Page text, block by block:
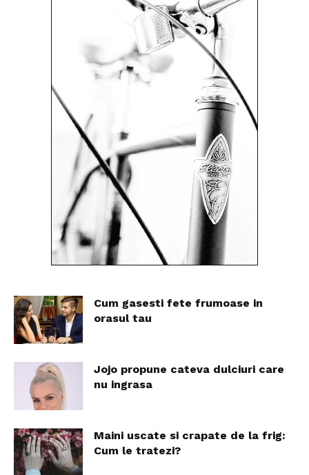
Cum gasesti fete frumoase in
orasul tau
Jojo propune cateva dulciuri care
nu ingrasa
Maini uscate si crapate de la frig:
Cum le tratezi?